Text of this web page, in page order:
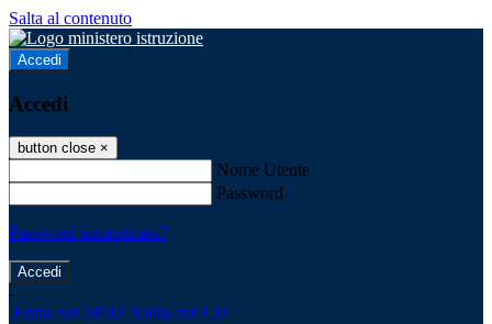
Salta al contenuto
Accedi
Accedi
button close ×
Nome Utente
Password
Password dimenticata?
-
Entra con SPID Entra con CIE